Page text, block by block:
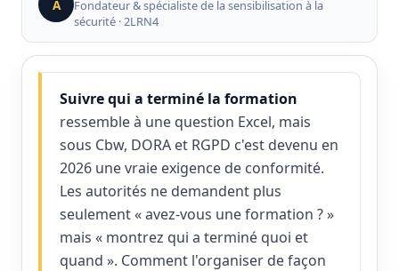
A
Fondateur & spécialiste de la sensibilisation à la
sécurité · 2LRN4
Suivre qui a terminé la formation
ressemble à une question Excel, mais
sous Cbw, DORA et RGPD c'est devenu en
2026 une vraie exigence de conformité.
Les autorités ne demandent plus
seulement « avez-vous une formation ? »
mais « montrez qui a terminé quoi et
quand ». Comment l'organiser de façon